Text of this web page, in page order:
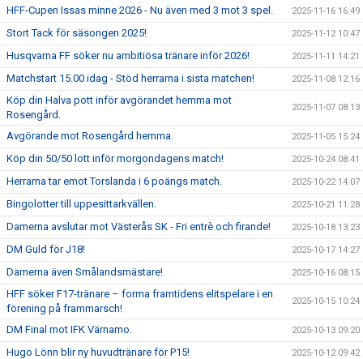
HFF-Cupen Issas minne 2026 - Nu även med 3 mot 3 spel. 2025-11-16 16:49
Stort Tack för säsongen 2025! 2025-11-12 10:47
Husqvarna FF söker nu ambitiösa tränare inför 2026! 2025-11-11 14:21
Matchstart 15.00 idag - Stöd herrarna i sista matchen! 2025-11-08 12:16
Köp din Halva pott inför avgörandet hemma mot
Rosengård.
2025-11-07 08:13
Avgörande mot Rosengård hemma. 2025-11-05 15:24
Köp din 50/50 lott inför morgondagens match! 2025-10-24 08:41
Herrarna tar emot Torslanda i 6 poängs match. 2025-10-22 14:07
Bingolotter till uppesittarkvällen. 2025-10-21 11:28
Damerna avslutar mot Västerås SK - Fri entrè och firande! 2025-10-18 13:23
DM Guld för J18! 2025-10-17 14:27
Damerna även Smålandsmästare! 2025-10-16 08:15
HFF söker F17-tränare – forma framtidens elitspelare i en
förening på frammarsch!
2025-10-15 10:24
DM Final mot IFK Värnamo. 2025-10-13 09:20
Hugo Lönn blir ny huvudtränare för P15! 2025-10-12 09:42